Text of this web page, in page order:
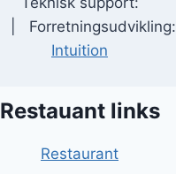
| Forretningsudvikling:
Intuition
Restauant links
Restaurant